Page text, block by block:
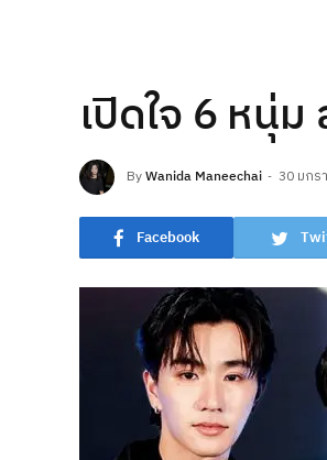
เปิดใจ 6 หนุ่
ByWanida Maneechai 30 มกร
Facebook